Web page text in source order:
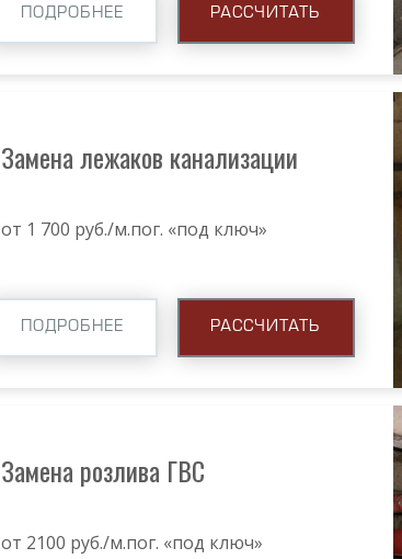
ПОДРОБНЕЕ РАССЧИТАТЬ
Замена лежаков канализации
от 1 700 руб./м.пог. «под ключ»
ПОДРОБНЕЕ РАССЧИТАТЬ
Замена розлива ГВС
от 2100 руб./м.пог. «под ключ»